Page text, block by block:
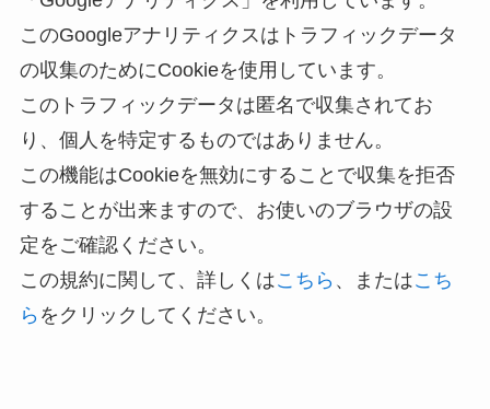
このGoogleアナリティクスはトラフィックデータ
の収集のためにCookieを使用しています。
このトラフィックデータは匿名で収集されてお
り、個人を特定するものではありません。
この機能はCookieを無効にすることで収集を拒否
することが出来ますので、お使いのブラウザの設
定をご確認ください。
この規約に関して、詳しくはこちら 、またはこち
ら をクリックしてください。